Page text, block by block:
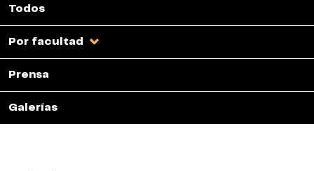
Todos
Por facultad
Prensa
Galerías